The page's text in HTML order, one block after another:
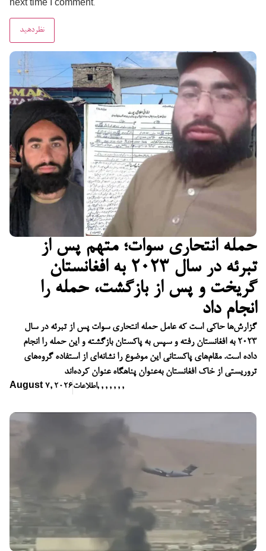
حمله انتحاری سوات؛ متهم پس از
تبرئه در سال ۲۰۲۳ به افغانستان
گریخت و پس از بازگشت، حمله را
انجام داد
گزارش‌ها حاکی است که عامل حمله انتحاری سوات پس از تبرئه در سال
۲۰۲۳ به افغانستان رفته و سپس به پاکستان بازگشته و این حمله را انجام
داده است. مقام‌های پاکستانی این موضوع را نشانه‌ای از استفاده گروه‌های
تروریستی از خاک افغانستان به‌عنوان پناهگاه عنوان کرده‌اند
August 7, 2026اطلاعات, , , , , , ,
next time I comment.